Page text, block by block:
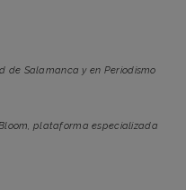
de Salamanca y en Periodismo
plataforma especializada